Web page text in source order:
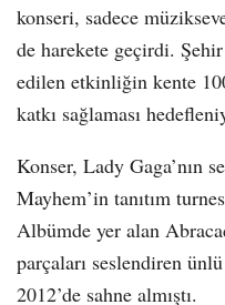
konseri, sadece
de harekete geçirdi.
edilen etkinliğin kente
katkı sağlaması
Konser, Lady Gaga’nın
Mayhem’in tanıtım
Albümde yer alan
parçaları seslendiren
2012’de sahne almıştı.